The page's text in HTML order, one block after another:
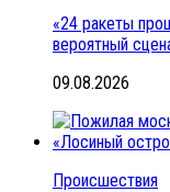
«24 ракеты
вероятный
09.08.2026
Происшествия